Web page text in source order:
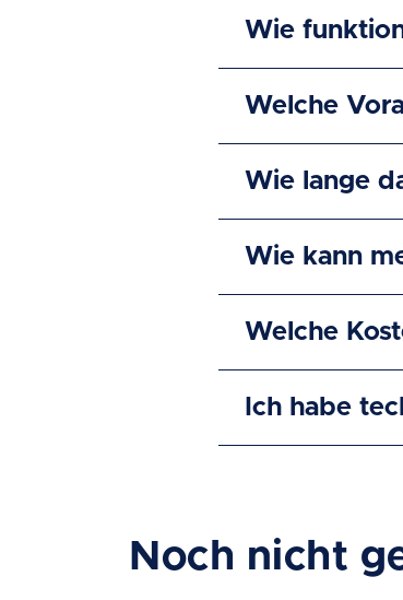
Wie
Welche
Wie lange
Wie kann
Welche
Ich habe
Noch nicht